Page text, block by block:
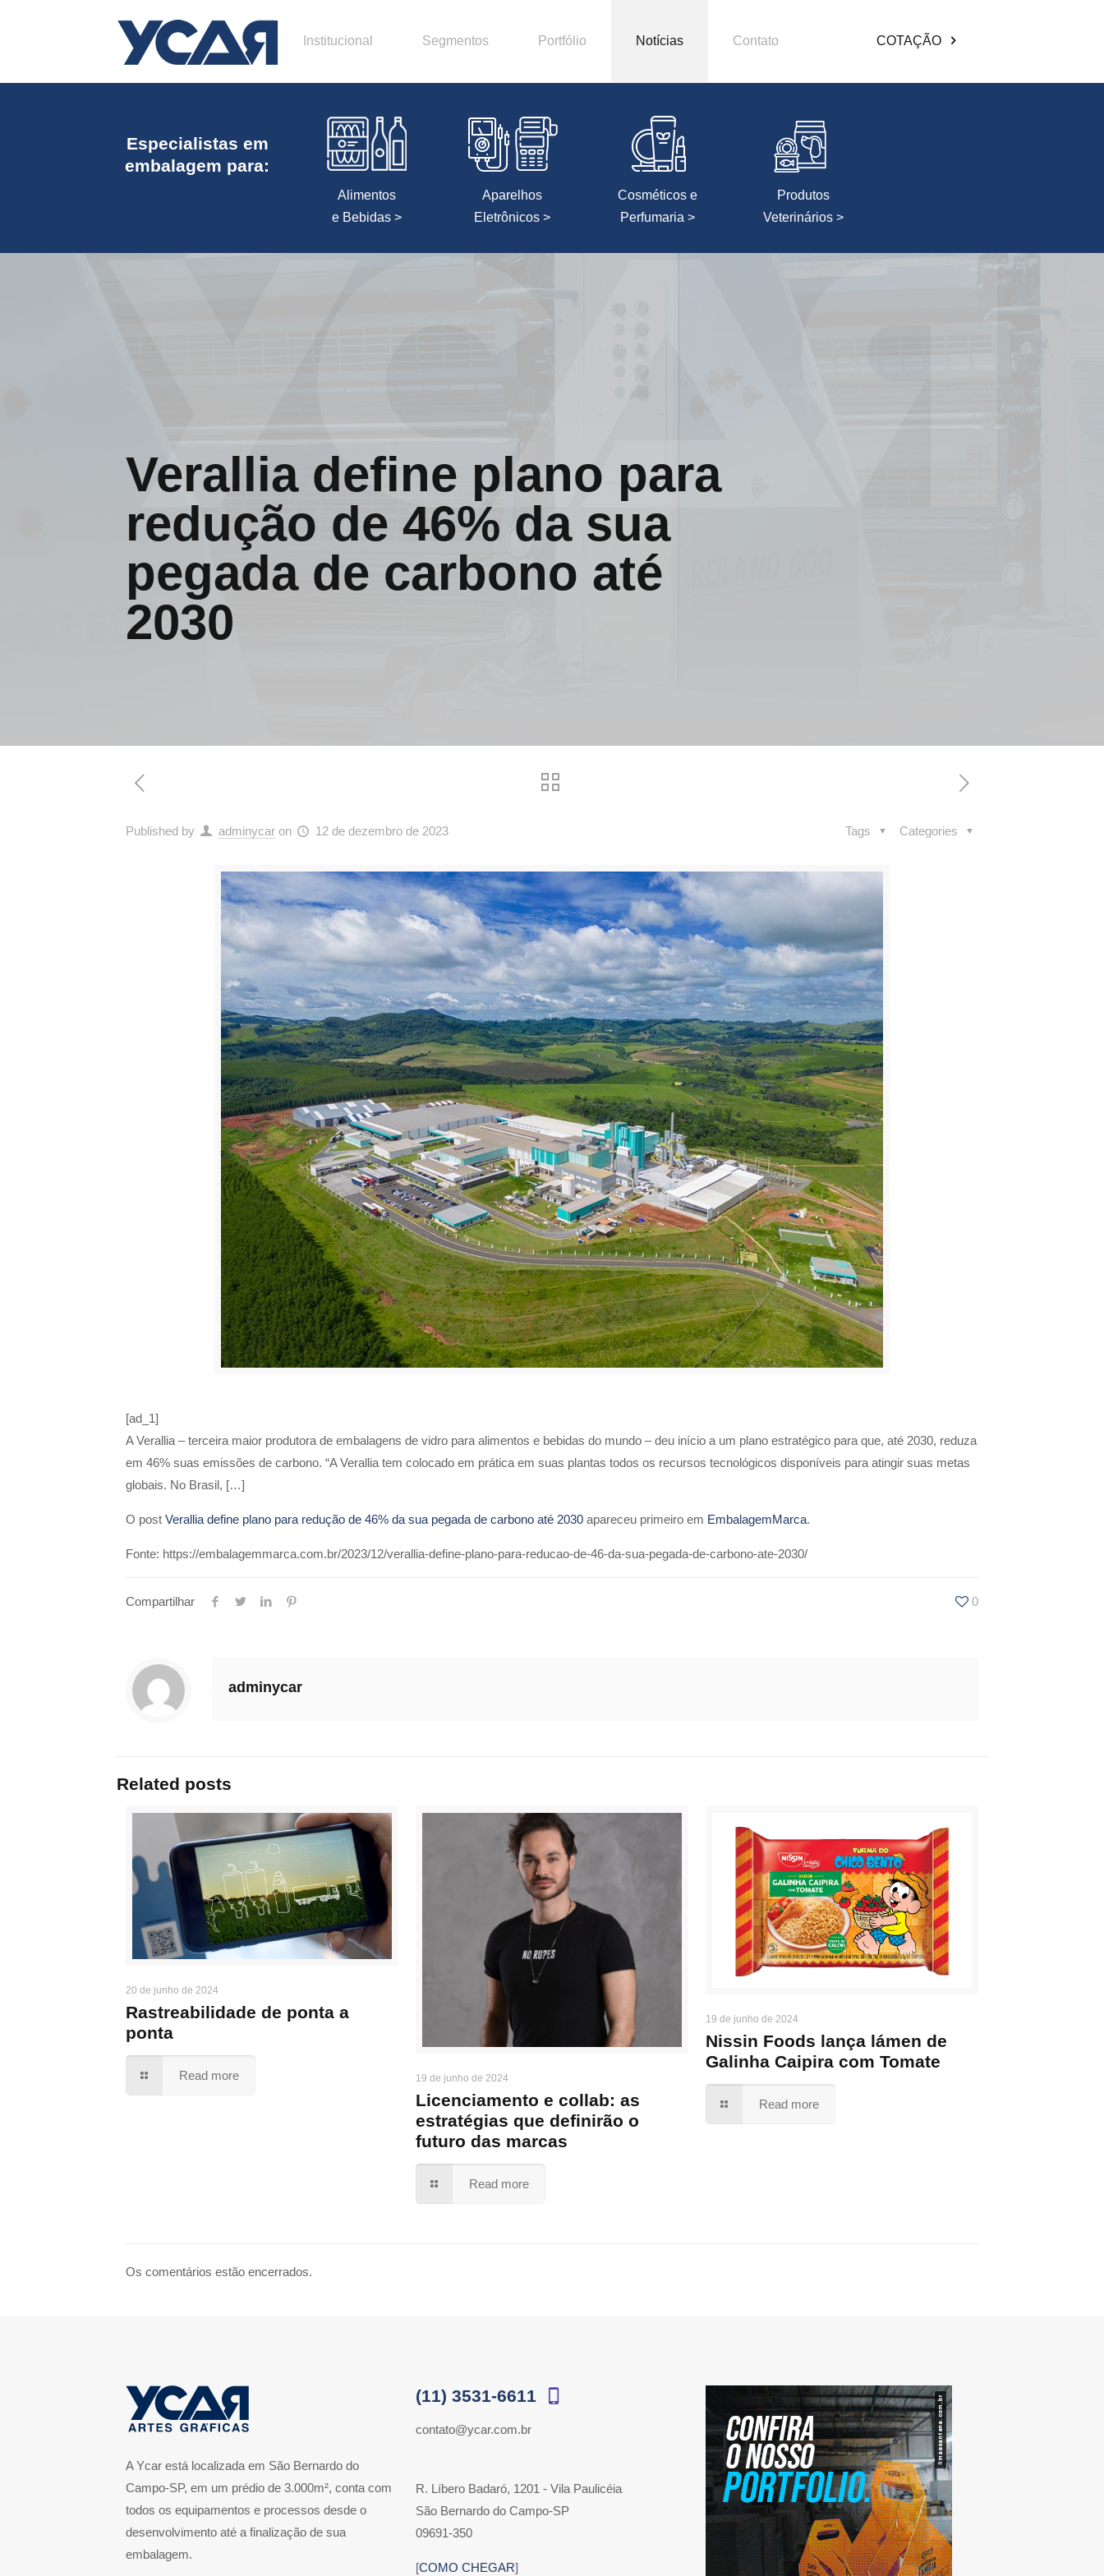
Institucional Segmentos Portfólio Notícias Contato COTAÇÃO
Especialistas em
embalagem para:
Alimentos
e Bebidas >
Aparelhos
Eletrônicos >
Cosméticos e
Perfumaria >
Produtos
Veterinários >
Verallia define plano para
redução de 46% da sua
pegada de carbono até
2030
Published by adminycar on 12 de dezembro de 2023 Categories
Tags
[ad_1]
A Verallia – terceira maior produtora de embalagens de vidro para alimentos e bebidas do mundo – deu início a um plano estratégico para que, até 2030, reduza
em 46% suas emissões de carbono. “A Verallia tem colocado em prática em suas plantas todos os recursos tecnológicos disponíveis para atingir suas metas
globais. No Brasil, […]
O post Verallia define plano para redução de 46% da sua pegada de carbono até 2030apareceu primeiro em EmbalagemMarca.
Fonte: https://embalagemmarca.com.br/2023/12/verallia-define-plano-para-reducao-de-46-da-sua-pegada-de-carbono-ate-2030/
Compartilhar 0
adminycar
Related posts
20 de junho de 2024
Rastreabilidade de ponta a
ponta
Read more 19 de junho de 2024
Licenciamento e collab: as
estratégias que definirão o
futuro das marcas
Read more
19 de junho de 2024
Nissin Foods lança lámen de
Galinha Caipira com Tomate
Read more
Os comentários estão encerrados.
A Ycar está localizada em São Bernardo do
Campo-SP, em um prédio de 3.000m², conta com
todos os equipamentos e processos desde o
desenvolvimento até a finalização de sua
embalagem.
(11) 3531-6611
contato@ycar.com.br
R. Líbero Badaró, 1201 - Vila Paulicéia
São Bernardo do Campo-SP
09691-350
[COMO CHEGAR]